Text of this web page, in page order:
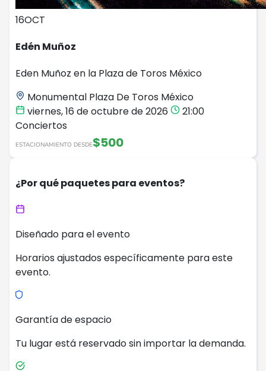
16OCT
Edén Muñoz
Eden Muñoz en la Plaza de Toros México
Monumental Plaza De Toros México
viernes, 16 de octubre de 2026
21:00
Conciertos
ESTACIONAMIENTO DESDE$500
¿Por qué paquetes para eventos?
Diseñado para el evento
Horarios ajustados específicamente para este
evento.
Garantía de espacio
Tu lugar está reservado sin importar la demanda.